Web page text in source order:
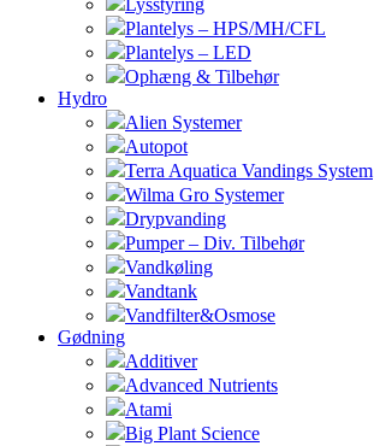
Lysstyring
Plantelys – HPS/MH/CFL
Plantelys – LED
Ophæng & Tilbehør
Hydro
Alien Systemer
Autopot
Terra Aquatica Vandings System
Wilma Gro Systemer
Drypvanding
Pumper – Div. Tilbehør
Vandkøling
Vandtank
Vandfilter&Osmose
Gødning
Additiver
Advanced Nutrients
Atami
Big Plant Science